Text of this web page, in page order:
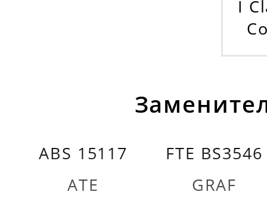
I
ABS 15117
ATE
FTE BS3546
GRAF